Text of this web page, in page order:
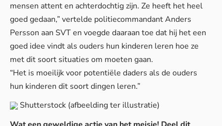
mensen attent en achterdochtig zijn. Ze heeft het heel
goed gedaan,” vertelde politiecommandant Anders
Persson aan SVT en voegde daaraan toe dat hij het een
goed idee vindt als ouders hun kinderen leren hoe ze
met dit soort situaties om moeten gaan.
“Het is moeilijk voor potentiële daders als de ouders
hun kinderen dit soort dingen leren.”
Shutterstock (afbeelding ter illustratie)